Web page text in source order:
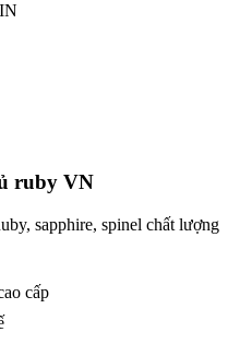
ruby VN
sapphire, spinel chất lượng
cấp